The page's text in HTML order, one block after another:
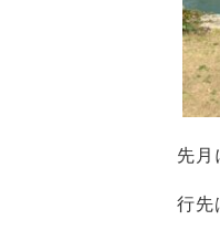
先月
行先